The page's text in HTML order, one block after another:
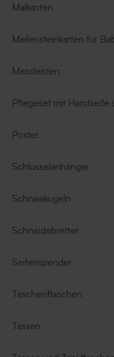
Malkasten
Meilensteinkarten für
Messleisten
Pflegeset mit Handseife
Poster
Schlüsselanhänger
Schneekugeln
Schneidebretter
Seifenspender
Taschenflaschen
Tassen